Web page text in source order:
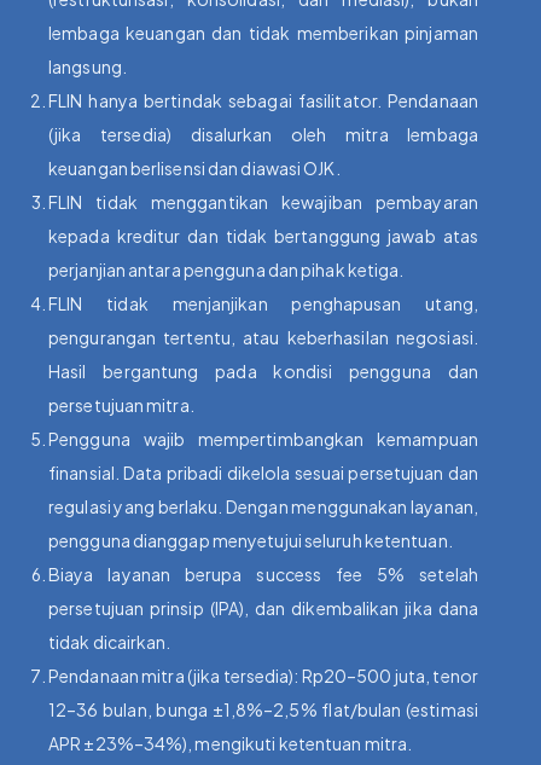
lembaga keuangan dan tidak memberikan pinjaman
langsung.
FLIN hanya bertindak sebagai fasilitator. Pendanaan
(jika tersedia) disalurkan oleh mitra lembaga
keuangan berlisensi dan diawasi OJK.
FLIN tidak menggantikan kewajiban pembayaran
kepada kreditur dan tidak bertanggung jawab atas
perjanjian antara pengguna dan pihak ketiga.
FLIN tidak menjanjikan penghapusan utang,
pengurangan tertentu, atau keberhasilan negosiasi.
Hasil bergantung pada kondisi pengguna dan
persetujuan mitra.
Pengguna wajib mempertimbangkan kemampuan
finansial. Data pribadi dikelola sesuai persetujuan dan
regulasi yang berlaku. Dengan menggunakan layanan,
pengguna dianggap menyetujui seluruh ketentuan.
Biaya layanan berupa success fee 5% setelah
persetujuan prinsip (IPA), dan dikembalikan jika dana
tidak dicairkan.
Pendanaan mitra (jika tersedia): Rp20–500 juta, tenor
12–36 bulan, bunga ±1,8%–2,5% flat/bulan (estimasi
APR ±23%–34%), mengikuti ketentuan mitra.